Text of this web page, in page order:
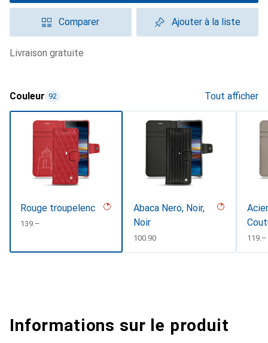
Comparer Ajouter à la liste
livraison gratuite
Couleur 92 Tout afficher
Rouge troupelenc
CHF
139.–
Abaca Nero, Noir,
Noir
CHF
100.90 CHF
119.–
Informations sur le produit